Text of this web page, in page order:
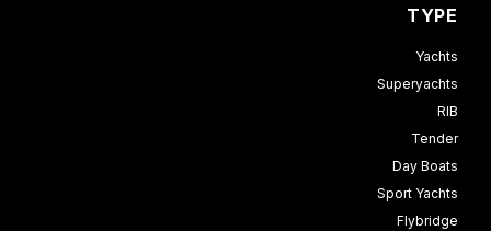
TYPE
Yachts
Superyachts
RIB
Tender
Day Boats
Sport Yachts
Flybridge